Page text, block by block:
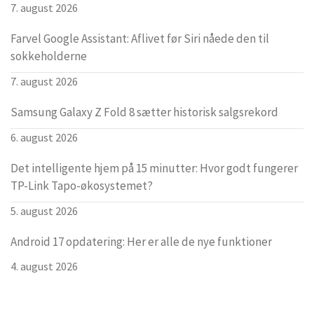
7. august 2026
Farvel Google Assistant: Aflivet før Siri nåede den til
sokkeholderne
7. august 2026
Samsung Galaxy Z Fold 8 sætter historisk salgsrekord
6. august 2026
Det intelligente hjem på 15 minutter: Hvor godt fungerer
TP-Link Tapo-økosystemet?
5. august 2026
Android 17 opdatering: Her er alle de nye funktioner
4. august 2026